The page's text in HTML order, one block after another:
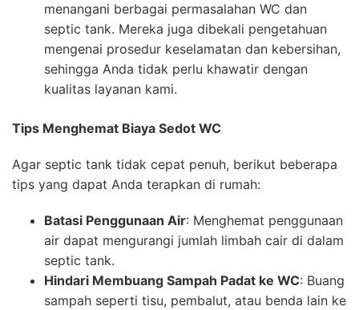
menangani berbagai permasalahan WC dan
septic tank. Mereka juga dibekali pengetahuan
mengenai prosedur keselamatan dan kebersihan,
sehingga Anda tidak perlu khawatir dengan
kualitas layanan kami.
Tips Menghemat Biaya Sedot WC
Agar septic tank tidak cepat penuh, berikut beberapa
tips yang dapat Anda terapkan di rumah:
Batasi Penggunaan Air: Menghemat penggunaan
air dapat mengurangi jumlah limbah cair di dalam
septic tank.
Hindari Membuang Sampah Padat ke WC: Buang
sampah seperti tisu, pembalut, atau benda lain ke